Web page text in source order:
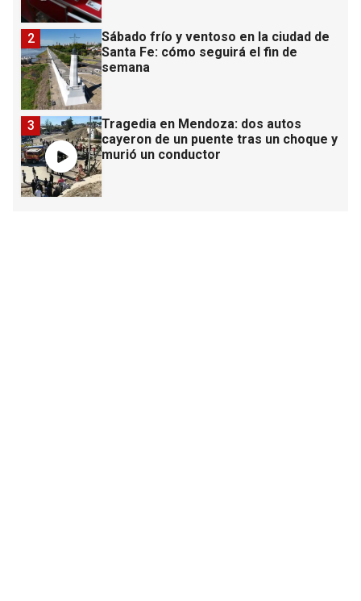
Sábado frío y ventoso en la ciudad de
Santa Fe: cómo seguirá el fin de
semana
2
Tragedia en Mendoza: dos autos
cayeron de un puente tras un choque y
murió un conductor
3